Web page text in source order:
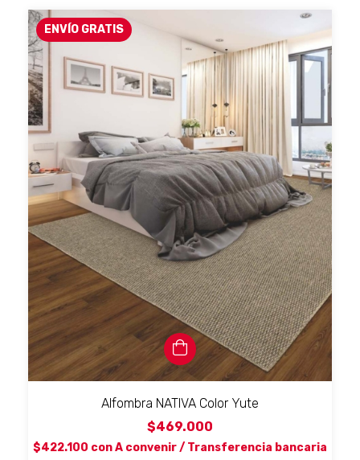
ENVÍO GRATIS
Alfombra NATIVA Color Yute
$469.000
$422.100 conA convenir / Transferencia bancaria